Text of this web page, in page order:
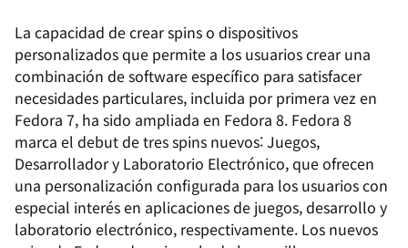
La capacidad de crearspinso dispositivos
personalizados que permite a los usuarios crear una
combinación de software específico para satisfacer
necesidades particulares, incluida por primera vez en
Fedora 7, ha sido ampliada en Fedora 8. Fedora 8
marca el debut de tresspins nuevos: Juegos,
Desarrollador y Laboratorio Electrónico, que ofrecen
una personalización configurada para los usuarios con
especial interés en aplicaciones de juegos, desarrollo y
laboratorio electrónico, respectivamente. Los nuevos